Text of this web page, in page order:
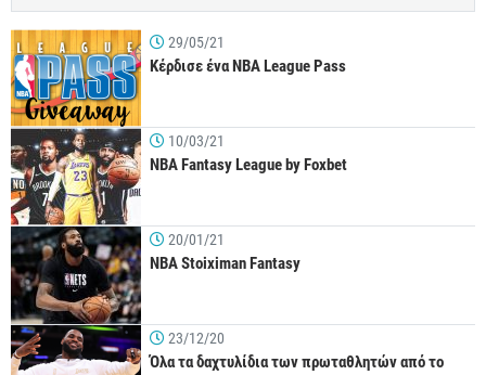
29/05/21
Κέρδισε ένα NBA League Pass
10/03/21
NBA Fantasy League by Foxbet
20/01/21
NBA Stoiximan Fantasy
23/12/20
Όλα τα δαχτυλίδια των πρωταθλητών από το